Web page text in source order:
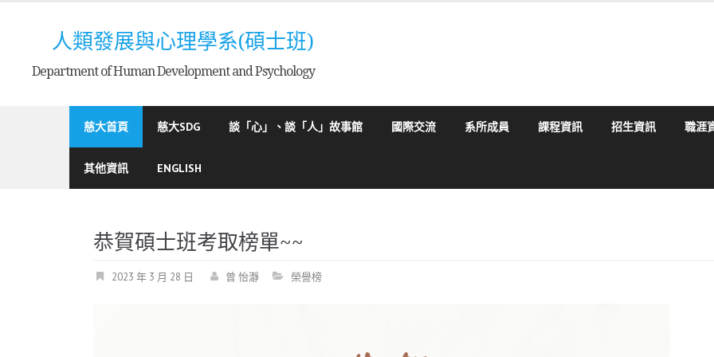
人類發展與心理學系(碩士班)
Department of Human Development and Psychology
慈大首頁 慈大SDG 談「心」、談「人」故事館 國際交流 系所成員 課程資訊 招生資訊 職涯
其他資訊 ENGLISH
恭賀碩士班考取榜單~~
2023 年 3 月 28 日 曾 怡瀞 榮譽榜